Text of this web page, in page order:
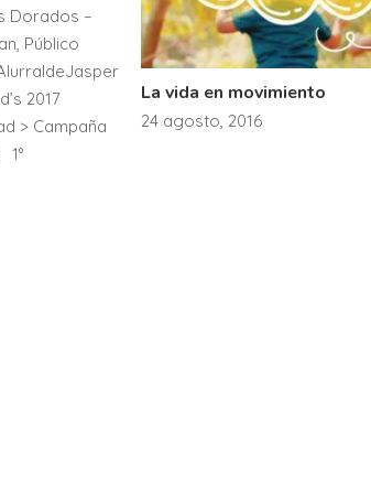
Dorados –
Público
2017
> Campaña
1°
La vida en movimiento
24 agosto, 2016